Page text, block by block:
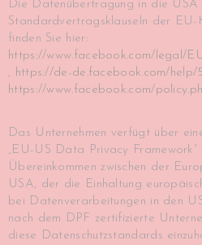
Die Datenübertragung in die
Standardvertragsklauseln der EU-
finden Sie hier:
https://www.facebook.com/legal/
, https://de-de.facebook.com/help/
https://www.facebook.com/
Das Unternehmen verfügt über
„EU-US Data Privacy
Übereinkommen zwischen der
USA, der die Einhaltung
bei Datenverarbeitungen in den
nach dem DPF zertifizierte
diese Datenschutzstandards